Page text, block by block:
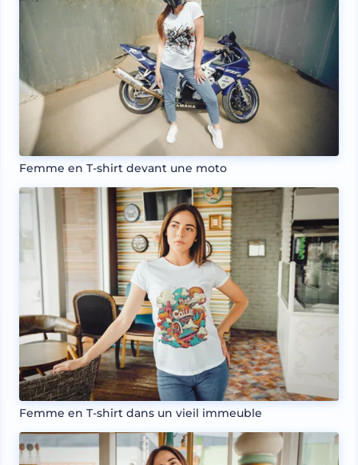
Femme en T-shirt devant une moto
Femme en T-shirt dans un vieil immeuble